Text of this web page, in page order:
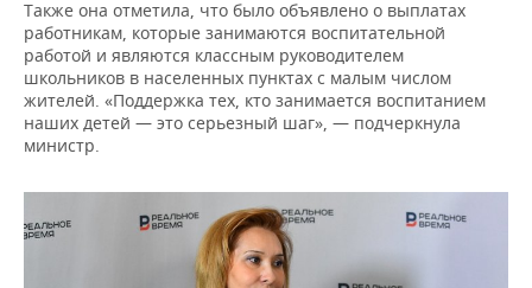
Также она отметила, что было объявлено о выплатах
работникам, которые занимаются воспитательной
работой и являются классным руководителем
школьников в населенных пунктах с малым числом
жителей. «Поддержка тех, кто занимается воспитанием
наших детей — это серьезный шаг», — подчеркнула
министр.